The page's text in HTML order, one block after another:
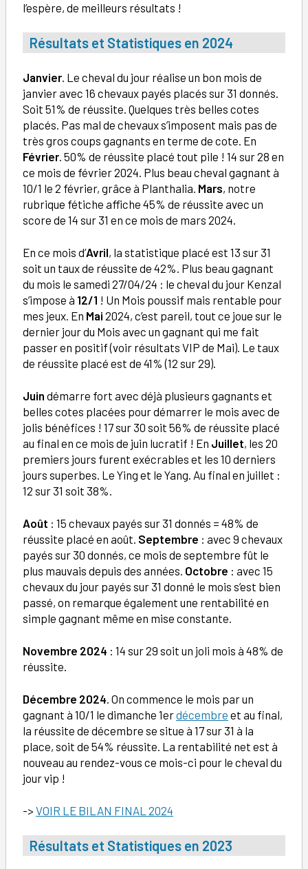
l’espère, de meilleurs résultats !
Résultats et Statistiques en 2024
Janvier. Le cheval du jour réalise un bon mois de
janvier avec 16 chevaux payés placés sur 31 donnés.
Soit 51% de réussite. Quelques très belles cotes
placés. Pas mal de chevaux s’imposent mais pas de
très gros coups gagnants en terme de cote. En
Février. 50% de réussite placé tout pile ! 14 sur 28 en
ce mois de février 2024. Plus beau cheval gagnant à
10/1 le 2 février, grâce à Planthalia. Mars, notre
rubrique fétiche affiche 45% de réussite avec un
score de 14 sur 31 en ce mois de mars 2024.
En ce mois d’Avril, la statistique placé est 13 sur 31
soit un taux de réussite de 42%. Plus beau gagnant
du mois le samedi 27/04/24 : le cheval du jour Kenzal
s’impose à 12/1 ! Un Mois poussif mais rentable pour
mes jeux. En Mai 2024, c’est pareil, tout ce joue sur le
dernier jour du Mois avec un gagnant qui me fait
passer en positif (voir résultats VIP de Mai). Le taux
de réussite placé est de 41% (12 sur 29).
Juin démarre fort avec déjà plusieurs gagnants et
belles cotes placées pour démarrer le mois avec de
jolis bénéfices ! 17 sur 30 soit 56% de réussite placé
au final en ce mois de juin lucratif ! En Juillet, les 20
premiers jours furent exécrables et les 10 derniers
jours superbes. Le Ying et le Yang. Au final en juillet :
12 sur 31 soit 38%.
Août : 15 chevaux payés sur 31 donnés = 48% de
réussite placé en août. Septembre : avec 9 chevaux
payés sur 30 donnés, ce mois de septembre fût le
plus mauvais depuis des années. Octobre : avec 15
chevaux du jour payés sur 31 donné le mois s’est bien
passé, on remarque également une rentabilité en
simple gagnant même en mise constante.
Novembre 2024 : 14 sur 29 soit un joli mois à 48% de
réussite.
Décembre 2024. On commence le mois par un
gagnant à 10/1 le dimanche 1erdécembre et au final,
la réussite de décembre se situe à 17 sur 31 à la
place, soit de 54% réussite. La rentabilité net est à
nouveau au rendez-vous ce mois-ci pour le cheval du
jour vip !
-> VOIR LE BILAN FINAL 2024
Résultats et Statistiques en 2023